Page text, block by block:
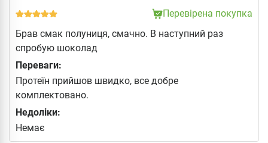
Перевірена покупка
Брав смак полуниця, смачно. В наступний раз
спробую шоколад
Переваги:
Протеїн прийшов швидко, все добре
комплектовано.
Недоліки:
Немає